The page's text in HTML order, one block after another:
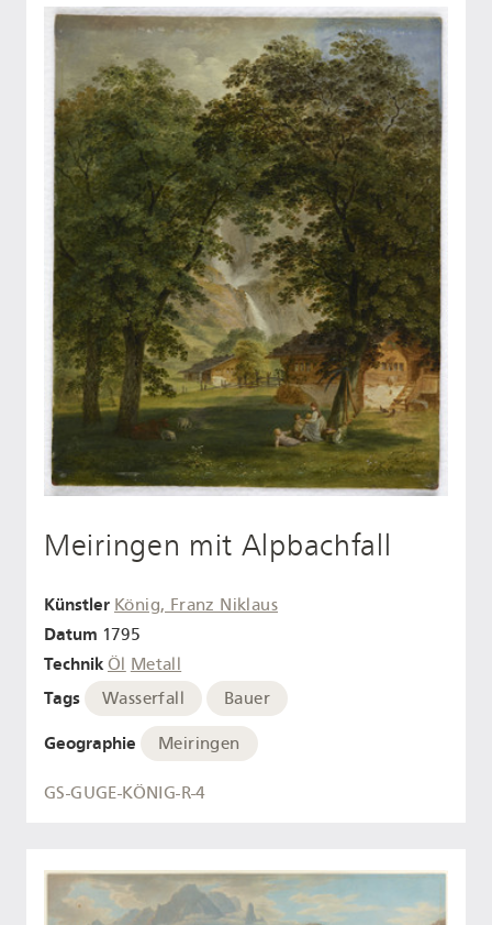
Meiringen mit Alpbachfall
Künstler König, Franz Niklaus
Datum 1795
Technik Öl Metall
Tags Wasserfall Bauer
Geographie Meiringen
GS-GUGE-KÖNIG-R-4